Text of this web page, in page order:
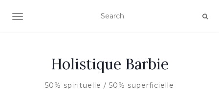
AFFICHER/MASQUER LA NAVIGATION
Holistique Barbie
50% spirituelle / 50% superficielle